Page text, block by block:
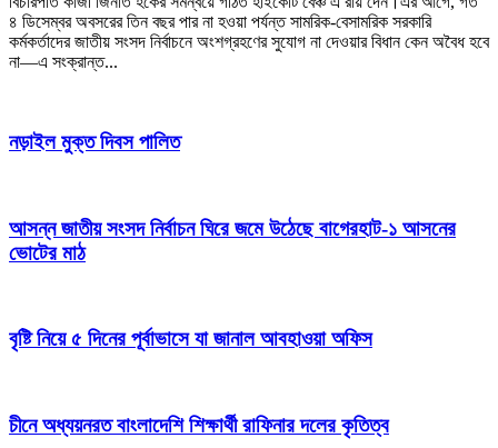
৪ ডিসেম্বর অবসরের তিন বছর পার না হওয়া পর্যন্ত সামরিক-বেসামরিক সরকারি
কর্মকর্তাদের জাতীয় সংসদ নির্বাচনে অংশগ্রহণের সুযোগ না দেওয়ার বিধান কেন অবৈধ হবে
না—এ সংক্রান্ত...
নড়াইল মুক্ত দিবস পালিত
আসন্ন জাতীয় সংসদ নির্বাচন ঘিরে জমে উঠেছে বাগেরহাট-১ আসনের
ভোটের মাঠ
বৃষ্টি নিয়ে ৫ দিনের পূর্বাভাসে যা জানাল আবহাওয়া অফিস
চীনে অধ্যয়নরত বাংলাদেশি শিক্ষার্থী রাফিনার দলের কৃতিত্ব